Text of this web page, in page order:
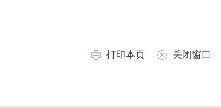
打印本页 关闭窗口